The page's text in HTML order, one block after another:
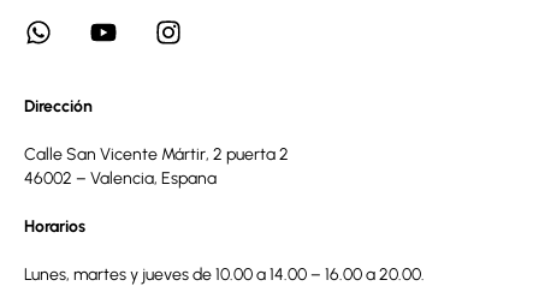
Dirección
Calle San Vicente Mártir, 2 puerta 2
46002 – Valencia, Espana
Horarios
Lunes, martes y jueves de 10.00 a 14.00 – 16.00 a 20.00.